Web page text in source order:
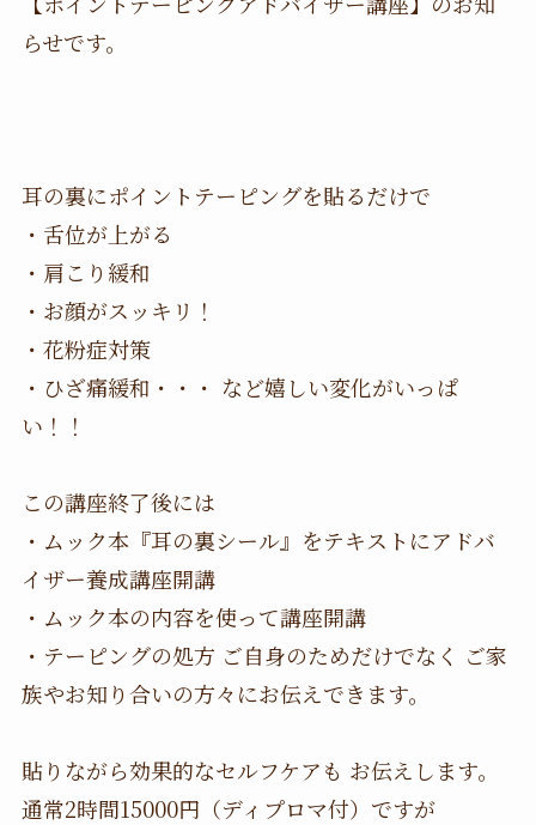
らせです。
耳の裏にポイントテーピングを貼るだけで
・舌位が上がる
・肩こり緩和
・お顔がスッキリ！
・花粉症対策
・ひざ痛緩和・・・ など嬉しい変化がいっぱ
い！！
この講座終了後には
・ムック本『耳の裏シール』をテキストにアドバ
イザー養成講座開講
・ムック本の内容を使って講座開講
・テーピングの処方 ご自身のためだけでなく ご家
族やお知り合いの方々にお伝えできます。
貼りながら効果的なセルフケアも お伝えします。
通常2時間15000円（ディプロマ付）ですが